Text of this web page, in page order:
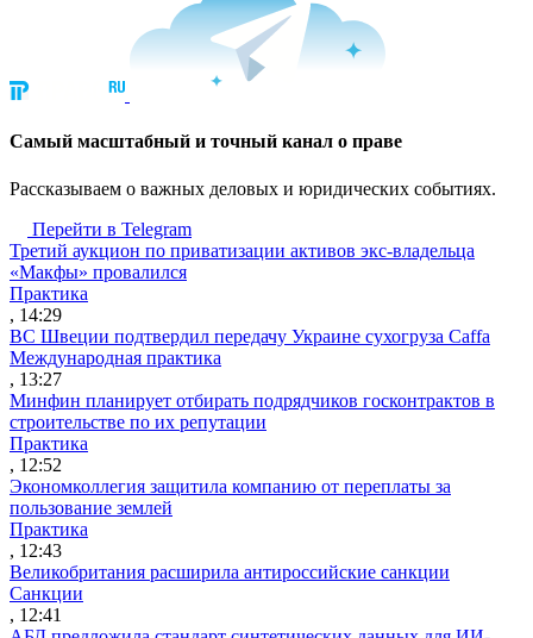
Cамый масштабный и точный канал о праве
Рассказываем о важных деловых и юридических событиях.
Перейти в Telegram
Третий аукцион по приватизации активов экс-владельца
«Макфы» провалился
Практика
, 14:29
ВС Швеции подтвердил передачу Украине сухогруза Caffa
Международная практика
, 13:27
Минфин планирует отбирать подрядчиков госконтрактов в
строительстве по их репутации
Практика
, 12:52
Экономколлегия защитила компанию от переплаты за
пользование землей
Практика
, 12:43
Великобритания расширила антироссийские санкции
Санкции
, 12:41